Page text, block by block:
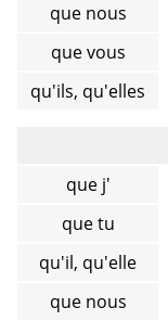
que nous
que vous
qu'ils, qu'elles
que j'
que tu
qu'il, qu'elle
que nous